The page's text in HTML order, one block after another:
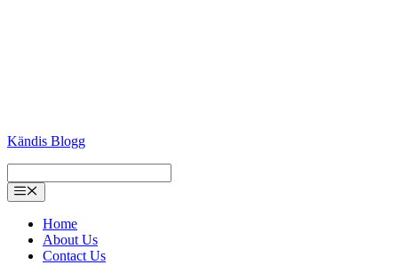
Kändis Blogg
Menu
Home
About Us
Contact Us